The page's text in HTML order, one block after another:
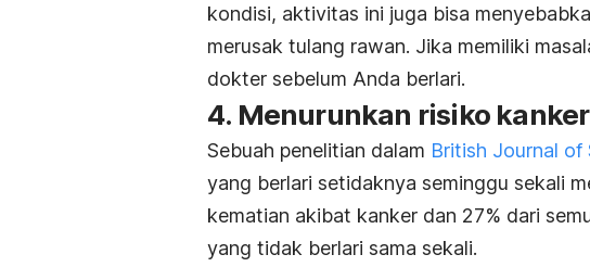
kondisi, aktivitas ini juga bisa
merusak tulang rawan. Jika memiliki
dokter sebelum Anda berlari.
4. Menurunkan risiko kanker
Sebuah penelitian dalam British Journal
yang berlari setidaknya seminggu sekali
kematian akibat kanker dan 27% dari
yang tidak berlari sama sekali.